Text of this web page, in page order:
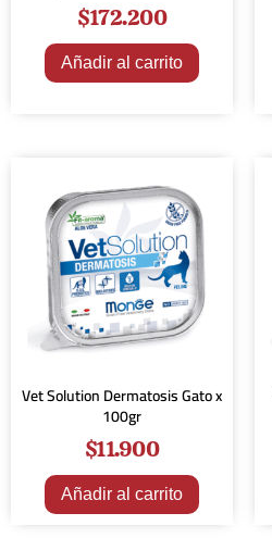
$172.200
Añadir al carrito
Vet Solution Dermatosis Gato x
100gr
$11.900
Añadir al carrito